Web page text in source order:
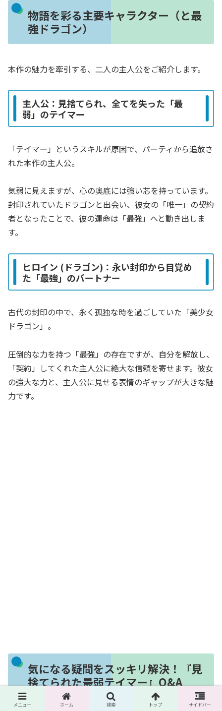
物語を彩る主要キャラクター（と最
強ドラゴン）
本作の魅力を牽引する、二人の主人公をご紹介します。
主人公：見捨てられ、全てを失った「最
弱」のテイマー
「テイマー」というスキルが原因で、パーティから追放さ
れた本作の主人公。
気弱に見えますが、心の奥底には強い芯を持っています。
封印されていたドラゴンと出会い、彼女の「唯一」の契約
者となったことで、彼の運命は「最強」へと動き出しま
す。
ヒロイン (ドラゴン)：永い封印から目覚め
た「最強」のパートナー
古代の封印の中で、永く孤独な時を過ごしていた「美少女
ドラゴン」。
圧倒的な力を持つ「最強」の存在ですが、自分を解放し、
「契約」してくれた主人公に絶大な信頼を寄せます。彼女
の強大な力と、主人公に見せる表情のギャップが大きな魅
力です。
気になる疑問をスッキリ解決！『見
捨てられた最弱テイマー』Q&A
メニュー ホーム 検索 トップ サイドバー